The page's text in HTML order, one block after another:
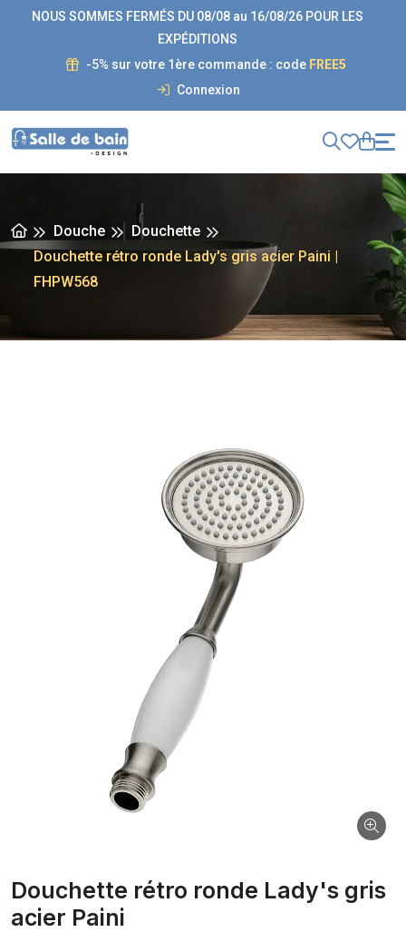
NOUS SOMMES FERMÉS DU 08/08 au 16/08/26 POUR LES
EXPÉDITIONS
-5% sur votre 1ère commande : code FREE5
Connexion
Douche
Douchette
Douchette rétro ronde Lady's gris acier Paini |
FHPW568
Douchette rétro ronde Lady's gris
acier Paini